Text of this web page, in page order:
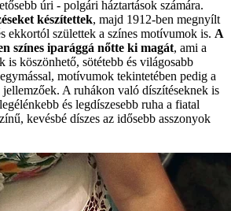
úri - polgári háztartások számára.
készítettek, majd 1912-ben megnyílt
ekkortól születtek a színes motívumok is. A
színes iparággá nőtte ki magát, ami a
is köszönhető, sötétebb és világosabb
motívumok tekintetében pedig a
A ruhákon való díszítéseknek is
és legdíszesebb ruha a fiatal
kevésbé díszes az idősebb asszonyok